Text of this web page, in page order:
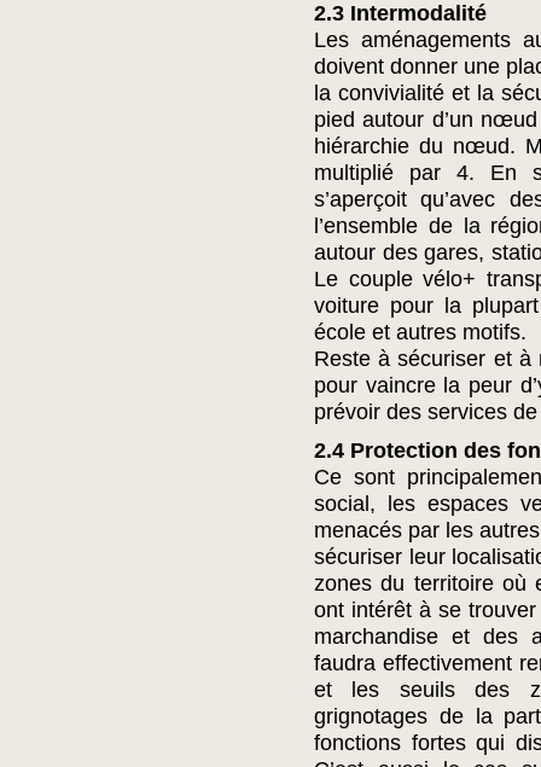
2.3 Intermodalité
Les aménagements
doivent donner une
la convivialité et la
pied autour d’un
hiérarchie du nœud.
multiplié par 4. En
s’aperçoit qu’avec
l’ensemble de la
autour des gares,
Le couple vélo+
voiture pour la
école et autres motifs.
Reste à sécuriser et à
pour vaincre la peur
prévoir des services
2.4 Protection des
Ce sont
social, les espaces
menacés par les
sécuriser leur
zones du territoire où
ont intérêt à se
marchandise et des
faudra effectivement
et les seuils des
grignotages de la
fonctions fortes qui